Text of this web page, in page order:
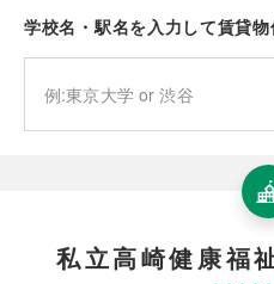
学校名・駅名を入力して賃貸
私立高崎健康福